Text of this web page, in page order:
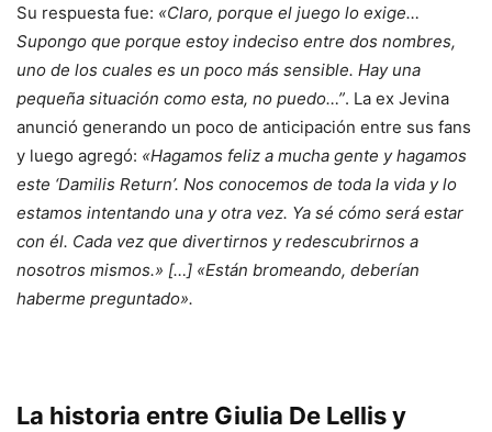
Su respuesta fue: «Claro, porque el juego lo exige…
Supongo que porque estoy indeciso entre dos nombres,
uno de los cuales es un poco más sensible. Hay una
pequeña situación como esta, no puedo…”. La ex Jevina
anunció generando un poco de anticipación entre sus fans
y luego agregó: «Hagamos feliz a mucha gente y hagamos
este ‘Damilis Return’. Nos conocemos de toda la vida y lo
estamos intentando una y otra vez. Ya sé cómo será estar
con él. Cada vez que divertirnos y redescubrirnos a
nosotros mismos.» […] «Están bromeando, deberían
haberme preguntado».
La historia entre Giulia De Lellis y